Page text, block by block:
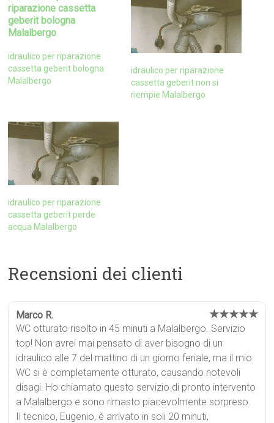
idraulico per riparazione
cassetta geberit bologna
Malalbergo
idraulico per riparazione
cassetta geberit non si
riempie Malalbergo
idraulico per riparazione
cassetta geberit perde
acqua Malalbergo
Recensioni dei clienti
Marco R. ★★★★★
WC otturato risolto in 45 minuti a Malalbergo. Servizio
top! Non avrei mai pensato di aver bisogno di un
idraulico alle 7 del mattino di un giorno feriale, ma il mio
WC si è completamente otturato, causando notevoli
disagi. Ho chiamato questo servizio di pronto intervento
a Malalbergo e sono rimasto piacevolmente sorpreso.
Il tecnico, Eugenio, è arrivato in soli 20 minuti,